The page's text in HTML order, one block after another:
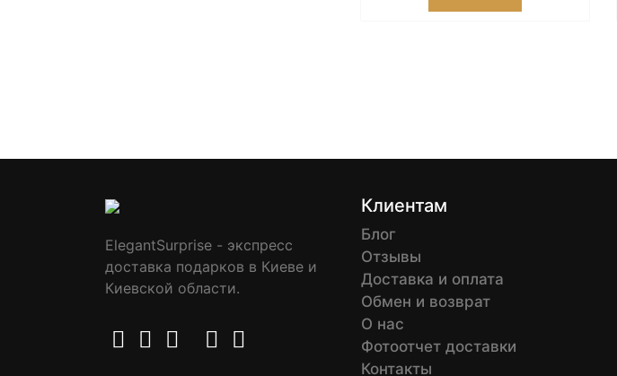
ElegantSurprise - экспресс
доставка подарков в Киеве и
Киевской области.
Клиентам
Блог
Отзывы
Доставка и оплата
Обмен и возврат
О нас
Фотоотчет доставки
Контакты